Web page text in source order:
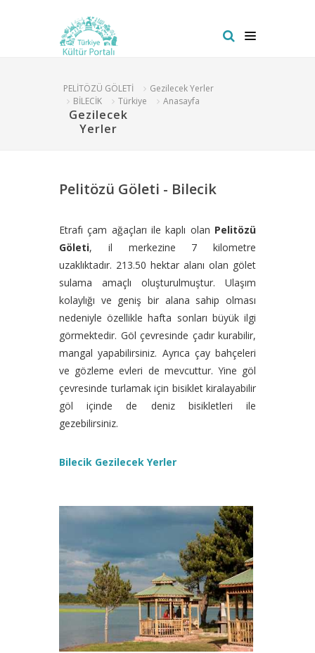
PELİTÖZÜ GÖLETİ
Gezilecek Yerler
BİLECİK
Türkiye Anasayfa
Gezilecek
Yerler
Pelitözü Göleti - Bilecik
Etrafı çam ağaçları ile kaplı olan Pelitözü
Göleti, il merkezine 7 kilometre
uzaklıktadır. 213.50 hektar alanı olan gölet
sulama amaçlı oluşturulmuştur. Ulaşım
kolaylığı ve geniş bir alana sahip olması
nedeniyle özellikle hafta sonları büyük ilgi
görmektedir. Göl çevresinde çadır kurabilir,
mangal yapabilirsiniz. Ayrıca çay bahçeleri
ve gözleme evleri de mevcuttur. Yine göl
çevresinde turlamak için bisiklet kiralayabilir
göl içinde de deniz bisikletleri ile
gezebilirsiniz.
Bilecik Gezilecek Yerler